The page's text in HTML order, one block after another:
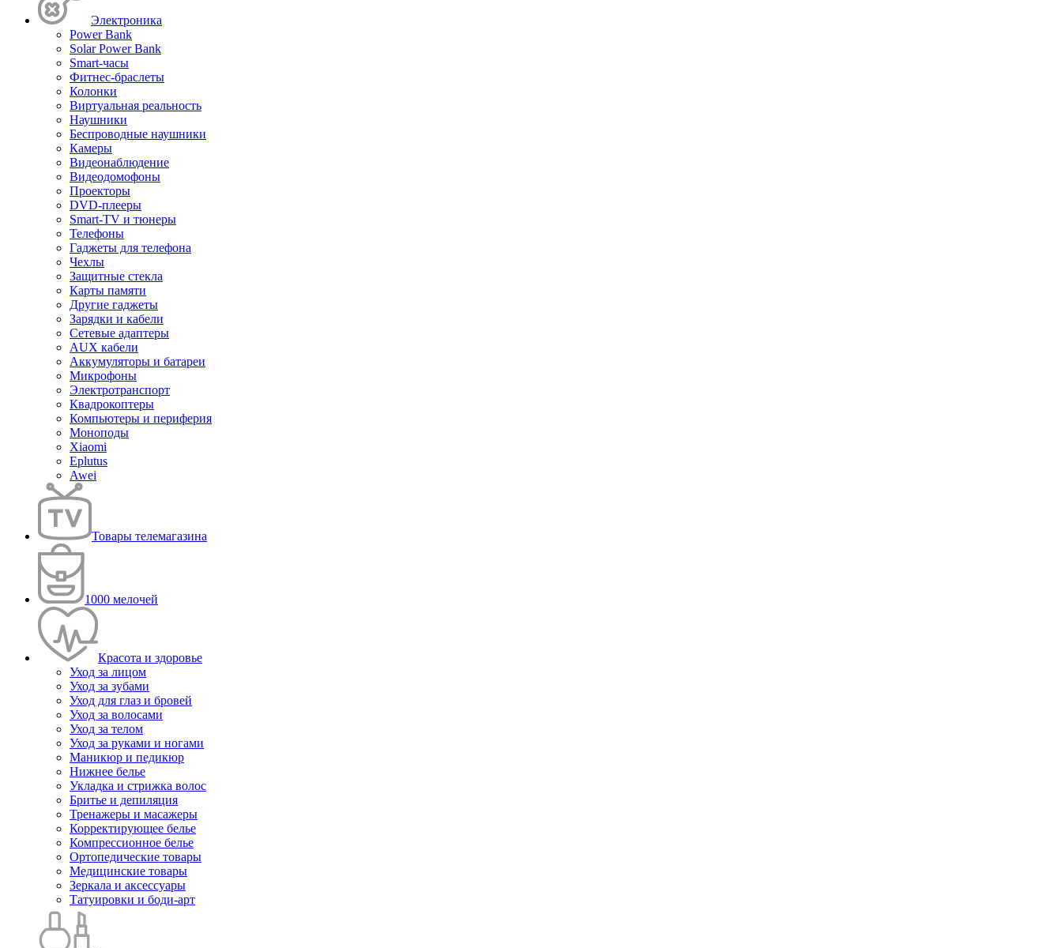
Электроника
Power Bank
Solar Power Bank
Smart-часы
Фитнес-браслеты
Колонки
Виртуальная реальность
Наушники
Беспроводные наушники
Камеры
Видеонаблюдение
Видеодомофоны
Проекторы
DVD-плееры
Smart-TV и тюнеры
Телефоны
Гаджеты для телефона
Чехлы
Защитные стекла
Карты памяти
Другие гаджеты
Зарядки и кабели
Сетевые адаптеры
AUX кабели
Аккумуляторы и батареи
Микрофоны
Электротранспорт
Квадрокоптеры
Компьютеры и периферия
Моноподы
Xiaomi
Eplutus
Awei
Товары телемагазина
1000 мелочей
Красота и здоровье
Уход за лицом
Уход за зубами
Уход для глаз и бровей
Уход за волосами
Уход за телом
Уход за руками и ногами
Маникюр и педикюр
Нижнее белье
Укладка и стрижка волос
Бритье и депиляция
Тренажеры и масажеры
Корректирующее белье
Компрессионное белье
Ортопедические товары
Медицинские товары
Зеркала и аксессуары
Татуировки и боди-арт